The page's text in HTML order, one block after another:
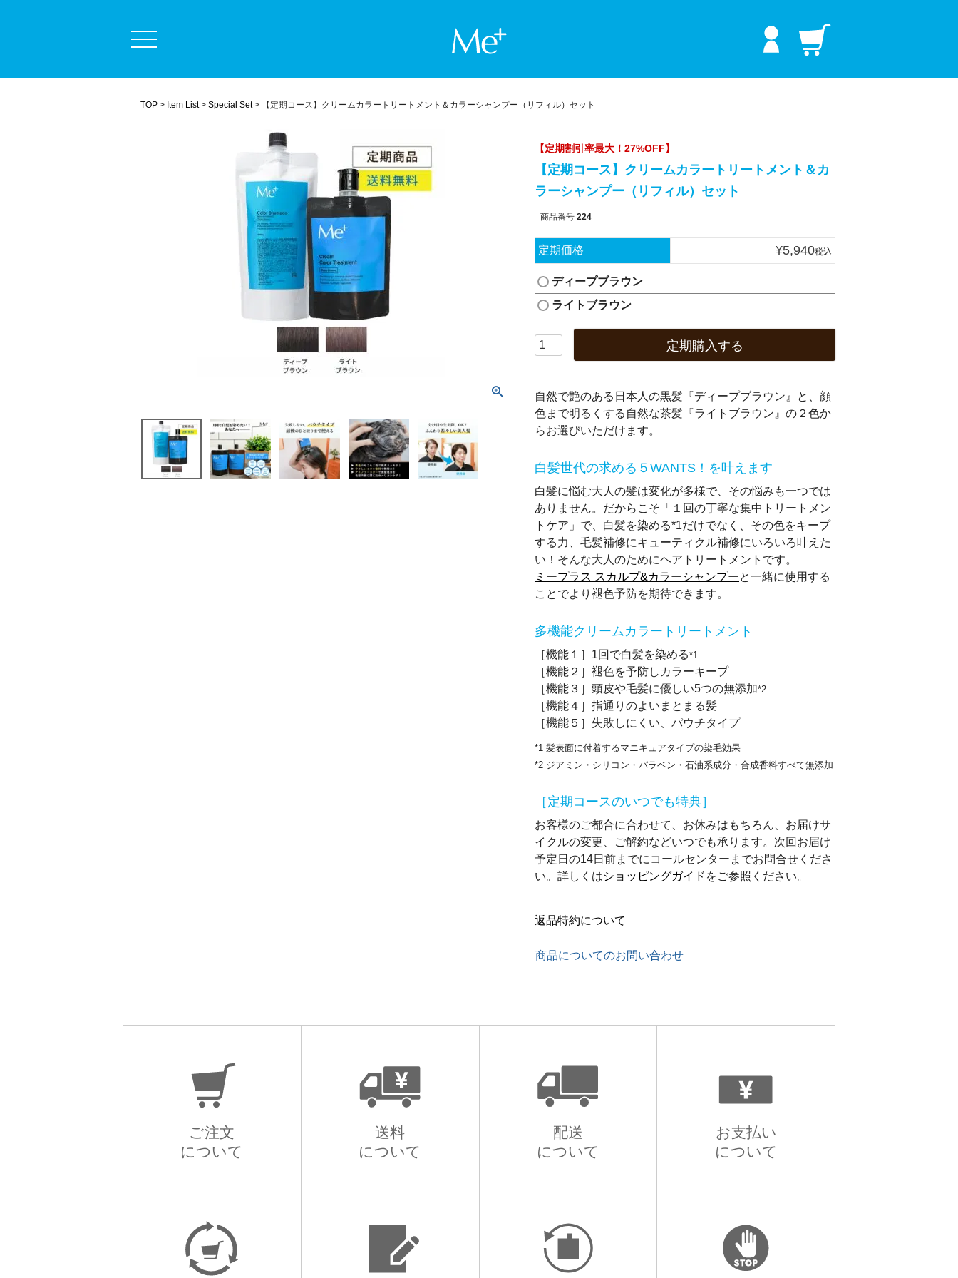
商品一覧
ミープラスについて
TOP Item List Special Set 【定期コース】クリームカラートリートメント＆カラーシャンプー（リフィル）セット
【定期割引率最大！27%OFF】
【定期コース】クリームカラートリートメント＆カ
ラーシャンプー（リフィル）セット
商品番号 224
定期価格 ¥5,940税込
ディープブラウン
ライトブラウン
定期購入する
自然で艶のある日本人の黒髪『ディープブラウン』と、顔
色まで明るくする自然な茶髪『ライトブラウン』の２色か
らお選びいただけます。
白髪世代の求める５WANTS！を叶えます
白髪に悩む大人の髪は変化が多様で、その悩みも一つでは
ありません。だからこそ「１回の丁寧な集中トリートメン
トケア」で、白髪を染める*1だけでなく、その色をキープ
する力、毛髪補修にキューティクル補修にいろいろ叶えた
い！そんな大人のためにヘアトリートメントです。
ミープラス スカルプ&カラーシャンプーと一緒に使用する
ことでより褪色予防を期待できます。
多機能クリームカラートリートメント
［機能１］1回で白髪を染める*1
［機能２］褪色を予防しカラーキープ
［機能３］頭皮や毛髪に優しい5つの無添加*2
［機能４］指通りのよいまとまる髪
［機能５］失敗しにくい、パウチタイプ
*1 髪表面に付着するマニキュアタイプの染毛効果
*2 ジアミン・シリコン・パラベン・石油系成分・合成香料すべて無添加
［定期コースのいつでも特典］
お客様のご都合に合わせて、お休みはもちろん、お届けサ
イクルの変更、ご解約などいつでも承ります。次回お届け
予定日の14日前までにコールセンターまでお問合せくださ
い。詳しくはショッピングガイド をご参照ください。
返品特約について
商品についてのお問い合わせ
ご注文
について
送料
について
配送
について
お支払い
について